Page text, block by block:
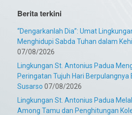
Berita terkini
“Dengarkanlah Dia”: Umat
Menghidupi Sabda Tuhan dalam
07/08/2026
Lingkungan St. Antonius Padua
Peringatan Tujuh Hari Berpulangnya
Susarso 07/08/2026
Lingkungan St. Antonius Padua
Among Tamu dan Penghitungan